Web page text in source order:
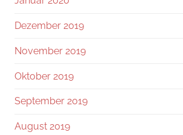
Dezember 2019
November 2019
Oktober 2019
September 2019
August 2019